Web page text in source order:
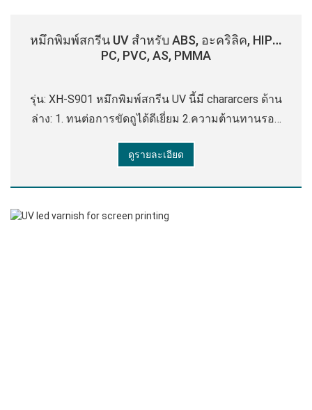
หมึกพิมพ์สกรีน UV สําหรับ ABS, อะคริลิค, HIPS,
PC, PVC, AS, PMMA
รุ่น: XH-S901 หมึกพิมพ์สกรีน UV นี้มี chararcers ด้าน
ล่าง: 1. ทนต่อการขัดถูได้ดีเยี่ยม 2.ความต้านทานรอย
ยึดติดที่แข็งแกร่งเป็นพิเศษในความแตกต่าง
ดูรายละเอียด